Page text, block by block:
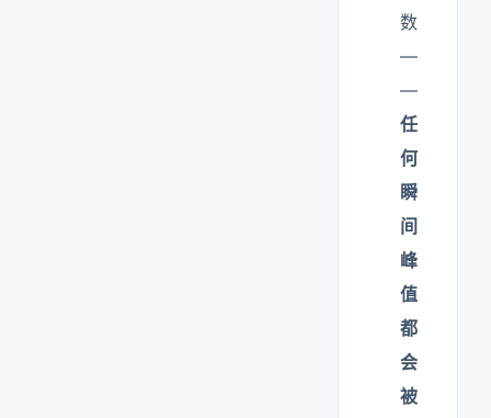
数
—
—
任
何
瞬
间
峰
值
都
会
被